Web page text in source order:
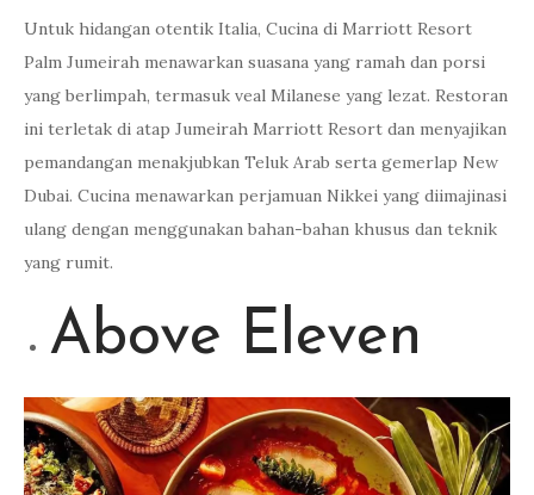
Untuk hidangan otentik Italia, Cucina di Marriott Resort
Palm Jumeirah menawarkan suasana yang ramah dan porsi
yang berlimpah, termasuk veal Milanese yang lezat. Restoran
ini terletak di atap Jumeirah Marriott Resort dan menyajikan
pemandangan menakjubkan Teluk Arab serta gemerlap New
Dubai. Cucina menawarkan perjamuan Nikkei yang diimajinasi
ulang dengan menggunakan bahan-bahan khusus dan teknik
yang rumit.
Above Eleven